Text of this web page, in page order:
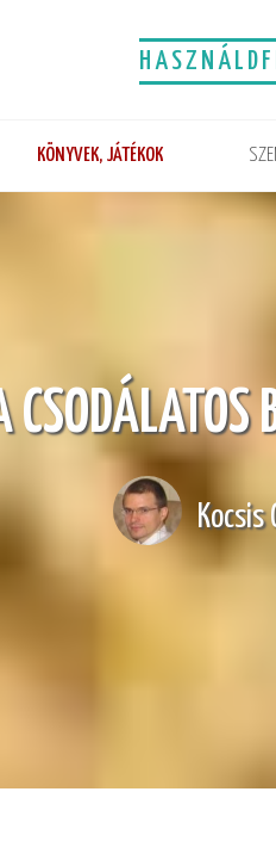
KÖNYVEK, JÁTÉKOK
CSODÁLATOS
Kocsis